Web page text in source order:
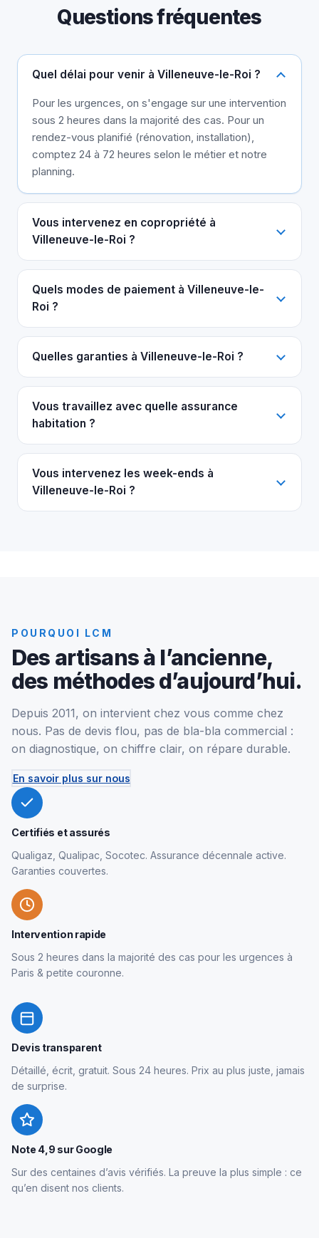
Questions fréquentes
Quel délai pour venir à Villeneuve-le-Roi ?
Pour les urgences, on s'engage sur une intervention
sous 2 heures dans la majorité des cas. Pour un
rendez-vous planifié (rénovation, installation),
comptez 24 à 72 heures selon le métier et notre
planning.
Vous intervenez en copropriété à
Villeneuve-le-Roi ?
Quels modes de paiement à Villeneuve-le-
Roi ?
Quelles garanties à Villeneuve-le-Roi ?
Vous travaillez avec quelle assurance
habitation ?
Vous intervenez les week-ends à
Villeneuve-le-Roi ?
POURQUOI LCM
Des artisans à l’ancienne,
des méthodes d’aujourd’hui.
Depuis 2011, on intervient chez vous comme chez
nous. Pas de devis flou, pas de bla-bla commercial :
on diagnostique, on chiffre clair, on répare durable.
En savoir plus sur nous
Certifiés et assurés
Qualigaz, Qualipac, Socotec. Assurance décennale active.
Garanties couvertes.
Intervention rapide
Sous 2 heures dans la majorité des cas pour les urgences à
Paris & petite couronne.
Devis transparent
Détaillé, écrit, gratuit. Sous 24 heures. Prix au plus juste, jamais
de surprise.
Note 4,9 sur Google
Sur des centaines d’avis vérifiés. La preuve la plus simple : ce
qu’en disent nos clients.